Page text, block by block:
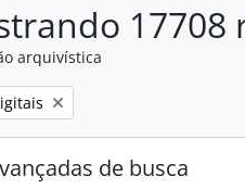
17708
arquivística
de busca